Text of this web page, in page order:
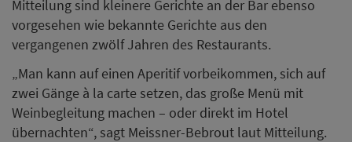
Mitteilung sind kleinere Gerichte an der Bar ebenso
vorgesehen wie bekannte Gerichte aus den
vergangenen zwölf Jahren des Restaurants.
„Man kann auf einen Aperitif vorbeikommen, sich auf
zwei Gänge à la carte setzen, das große Menü mit
Weinbegleitung machen – oder direkt im Hotel
übernachten“, sagt Meissner-Bebrout laut Mitteilung.